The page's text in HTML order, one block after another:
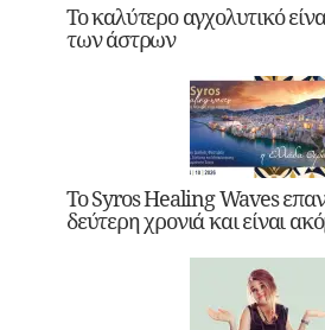
Το καλύτερο αγχολυτικό
των άστρων
Το Syros Healing Waves
δεύτερη χρονιά και είναι